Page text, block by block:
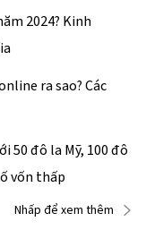
2024? Kinh
ra sao? Các
50 đô la Mỹ, 100 đô
vốn thấp
Nhấp để xem thêm